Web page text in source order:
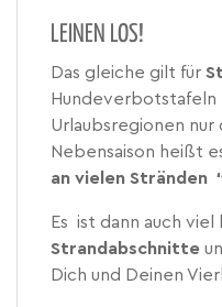
LEINEN LOS!
Das gleiche gilt für
Urlaubsregionen nur
Nebensaison heißt
an vielen Stränden
Es ist dann auch
Strandabschnitte
Dich und Deinen